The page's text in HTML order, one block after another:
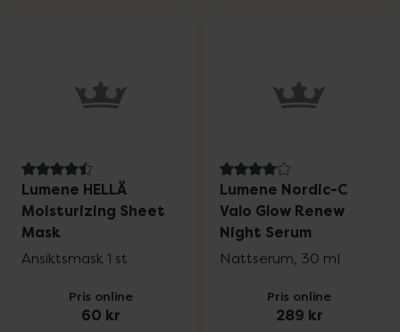
4.5 av 5 i omdöme
Lumene HELLÄ
Moisturizing Sheet
Mask
Ansiktsmask 1 st
Pris online
60 kr
4 av 5 i omdöme
Lumene Nordic-C
Valo Glow Renew
Night Serum
Nattserum, 30 ml
Pris online
289 kr